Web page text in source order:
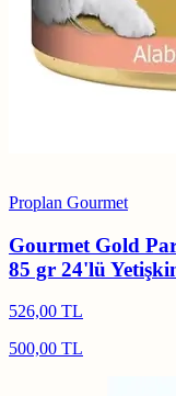
Proplan Gourmet
Gourmet Gold
85 gr 24'lü
526,00 TL
500,00 TL